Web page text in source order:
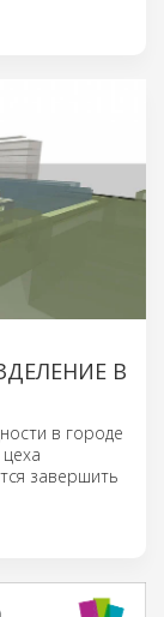
В
в городе
завершить